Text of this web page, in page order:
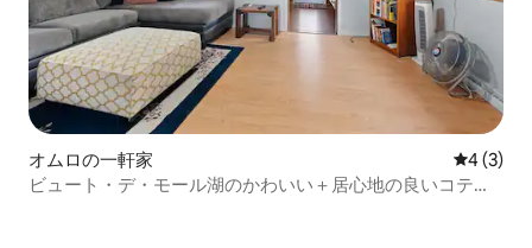
オムロの一軒家 レビュー
4 (3)
ビュート・デ・モール湖のかわいい＋居心地の良いコテー